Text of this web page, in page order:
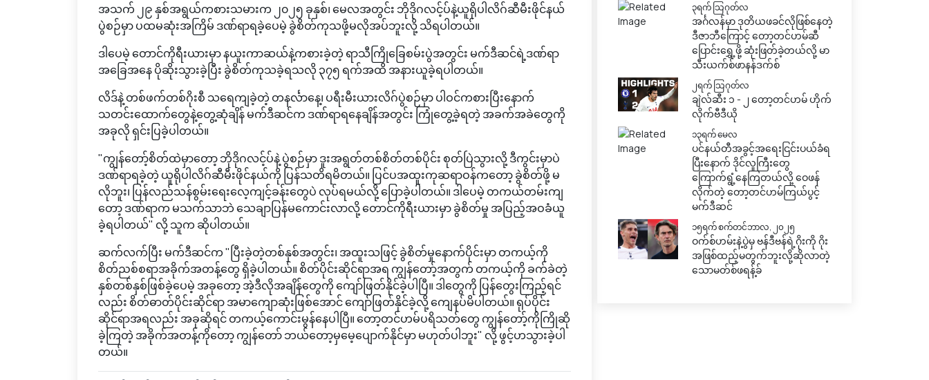
အသက် ၂၉ နှစ်အရွယ်ကစားသမားက ၂၀၂၅ ခုနှစ်၊ မေလအတွင်း ဘိုဒိုဂလင့်ပ်နဲ့ယူရိုပါလိဂ်ဆီမီးဖိုင်နယ်
ပွဲစဉ်မှာ ပထမဆုံးအကြိမ် ဒဏ်ရာရခဲ့ပေမဲ့ ခွဲစိတ်ကုသဖို့မလိုအပ်ဘူးလို့ သိရပါတယ်။
ဒါပေမဲ့ တောင်ကိုရီးယားမှာ နယူးကာဆယ်နဲ့ကစားခဲ့တဲ့ ရာသီကြိုခြေစမ်းပွဲအတွင်း မက်ဒီဆင်ရဲ့ဒဏ်ရာ
အခြေအနေ ပိုဆိုးသွားခဲ့ပြီး ခွဲစိတ်ကုသခဲ့ရသလို ၃၇၅ ရက်အထိ အနားယူခဲ့ရပါတယ်။
လိဒ်နဲ့ တစ်ဖက်တစ်ဂိုးစီ သရေကျခဲ့တဲ့ တနင်္လာနေ့၊ ပရီးမီးယားလိဂ်ပွဲစဉ်မှာ ပါဝင်ကစားပြီးနောက်
သတင်းထောက်တွေနဲ့တွေ့ဆုံချိန် မက်ဒီဆင်က ဒဏ်ရာရနေချိန်အတွင်း ကြုံတွေ့ခဲ့ရတဲ့ အခက်အခဲတွေကို
အခုလို ရှင်းပြခဲ့ပါတယ်။
"ကျွန်တော့်စိတ်ထဲမှာတော့ ဘိုဒိုဂလင့်ပ်နဲ့ ပွဲစဉ်မှာ ဒူးအရွတ်တစ်စိတ်တစ်ပိုင်း စုတ်ပြဲသွားလို့ ဒီကွင်းမှာပဲ
ဒဏ်ရာရခဲ့တဲ့ ယူရိုပါလိဂ်ဆီမီးဖိုင်နယ်ကို ပြန်သတိရမိတယ်။ ပြင်ပအထူးကုဆရာဝန်ကတော့ ခွဲစိတ်ဖို့ မ
လိုဘူး၊ ပြန်လည်သန်စွမ်းရေးလေ့ကျင့်ခန်းတွေပဲ လုပ်ရမယ်လို့ ပြောခဲ့ပါတယ်။ ဒါပေမဲ့ တကယ်တမ်းကျ
တော့ ဒဏ်ရာက မသက်သာဘဲ သေချာပြန်မကောင်းလာလို့ တောင်ကိုရီးယားမှာ ခွဲစိတ်မှု အပြည့်အဝခံယူ
ခဲ့ရပါတယ်" လို့ သူက ဆိုပါတယ်။
ဆက်လက်ပြီး မက်ဒီဆင်က "ပြီးခဲ့တဲ့တစ်နှစ်အတွင်း၊ အထူးသဖြင့် ခွဲစိတ်မှုနောက်ပိုင်းမှာ တကယ့်ကို
စိတ်ညစ်စရာအခိုက်အတန့်တွေ ရှိခဲ့ပါတယ်။ စိတ်ပိုင်းဆိုင်ရာအရ ကျွန်တော့်အတွက် တကယ့်ကို ခက်ခဲတဲ့
နှစ်တစ်နှစ်ဖြစ်ခဲ့ပေမဲ့ အခုတော့ အဲ့ဒီလိုအချိန်တွေကို ကျော်ဖြတ်နိုင်ခဲ့ပါပြီ။ ဒါတွေကို ပြန်တွေးကြည့်ရင်
လည်း စိတ်ဓာတ်ပိုင်းဆိုင်ရာ အမာကျောဆုံးဖြစ်အောင် ကျော်ဖြတ်နိုင်ခဲ့လို့ ကျေနပ်မိပါတယ်။ ရုပ်ပိုင်း
ဆိုင်ရာအရလည်း အခုဆိုရင် တကယ့်ကောင်းမွန်နေပါပြီ။ တော့တင်ဟမ်ပရိသတ်တွေ ကျွန်တော့်ကိုကြိုဆို
ခဲ့ကြတဲ့ အခိုက်အတန့်ကိုတော့ ကျွန်တော် ဘယ်တော့မှမေ့ပျောက်နိုင်မှာ မဟုတ်ပါဘူး" လို့ ဖွင့်ဟသွားခဲ့ပါ
တယ်။
၃ရက် သြဂုတ်လ
အင်္ဂလန်မှာ ဒုတိယဖခင်လိုဖြစ်နေတဲ့
ဒီဇာဘီကြောင့် တော့တင်ဟမ်ဆီ
ပြောင်းရွှေ့ဖို့ ဆုံးဖြတ်ခဲ့တယ်လို့ မာ
သီးယက်စ်ဖာနန်ဒက်စ်
၂ရက် သြဂုတ်လ
ချဲလ်ဆီး ၁ - ၂ တော့တင်ဟမ် ဟိုက်
လိုက်ဗီဒီယို
၁၃ရက် မေလ
ပင်နယ်တီအခွင့်အရေးငြင်းပယ်ခံရ
ပြီးနောက် ဒိုင်လူကြီးတွေ
ကြောက်ရွံ့နေကြတယ်လို့ ဝေဖန်
လိုက်တဲ့ တော့တင်ဟမ်ကြယ်ပွင့်
မက်ဒီဆင်
၁၅ရက် စက်တင်ဘာလ, ၂၀၂၅
ဝက်စ်ဟမ်းနဲ့ပွဲမှ ဗန်ဒီဗန်ရဲ့ဂိုးကို ဂိုး
အဖြစ်ထည့်မတွက်ဘူးလို့ဆိုလာတဲ့
သောမတ်စ်ဖရန့်ခ်